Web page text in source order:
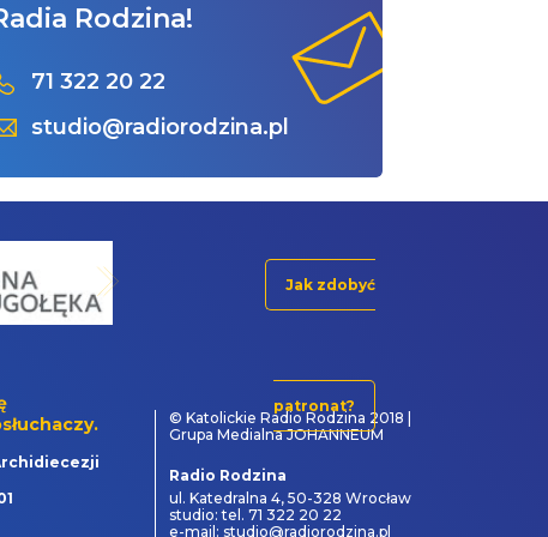
Rodzina!
71 322 20 22
studio@radiorodzina.pl
Jak zdobyć
patronat?
© Katolickie Radio Rodzina 2018 |
Grupa Medialna JOHANNEUM
Radio Rodzina
ul. Katedralna 4, 50-328 Wrocław
studio: tel. 71 322 20 22
e-mail: studio@radiorodzina.pl